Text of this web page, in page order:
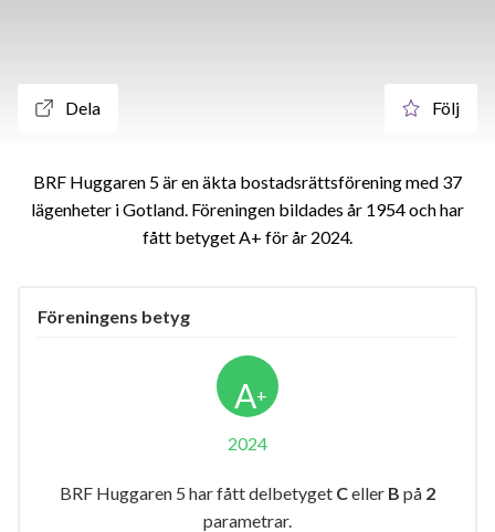
Dela Följ
BRF Huggaren 5 är en äkta bostadsrättsförening med 37
lägenheter i Gotland. Föreningen bildades år 1954 och har
fått betyget A+ för år 2024
Föreningens betyg
A+
2024
BRF Huggaren 5 har fått delbetyget Celler B på 2
parametrar.